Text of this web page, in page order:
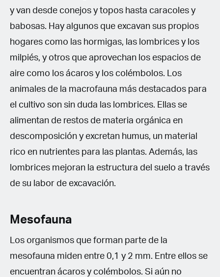
y van desde conejos y topos hasta caracoles y
babosas. Hay algunos que excavan sus propios
hogares como las hormigas, las lombrices y los
milpiés, y otros que aprovechan los espacios de
aire como los ácaros y los colémbolos. Los
animales de la macrofauna más destacados para
el cultivo son sin duda las lombrices. Ellas se
alimentan de restos de materia orgánica en
descomposición y excretan humus, un material
rico en nutrientes para las plantas. Además, las
lombrices mejoran la estructura del suelo a través
de su labor de excavación.
Mesofauna
Los organismos que forman parte de la
mesofauna miden entre 0,1 y 2 mm. Entre ellos se
encuentran ácaros y colémbolos. Si aún no